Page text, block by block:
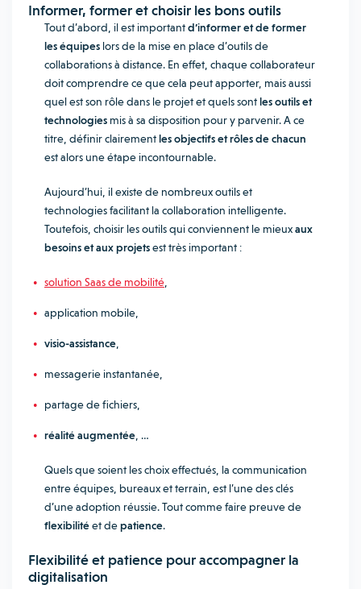
Informer, former et choisir les bons outils
Tout d’abord, il est importantd’informer et de former
les équipes lors de la mise en place d’outils de
collaborations à distance. En effet, chaque collaborateur
doit comprendre ce que cela peut apporter, mais aussi
quel est son rôle dans le projet et quels sontles outils et
technologies mis à sa disposition pour y parvenir. A ce
titre, définir clairementles objectifs et rôles de chacun
est alors une étape incontournable.
Aujourd’hui, il existe de nombreux outils et
technologies facilitant la collaboration intelligente.
Toutefois, choisir les outils qui conviennent le mieuxaux
besoins et aux projetsest très important :
solution Saas de mobilité
application mobile,
visio-assistance
messagerie instantanée,
partage de fichiers,
réalité augmentée , …
Quels que soient les choix effectués, la communication
entre équipes, bureaux et terrain, est l’une des clés
d’une adoption réussie. Tout comme faire preuve de
flexibilitéet depatience.
Flexibilité et patience pour accompagner la
digitalisation